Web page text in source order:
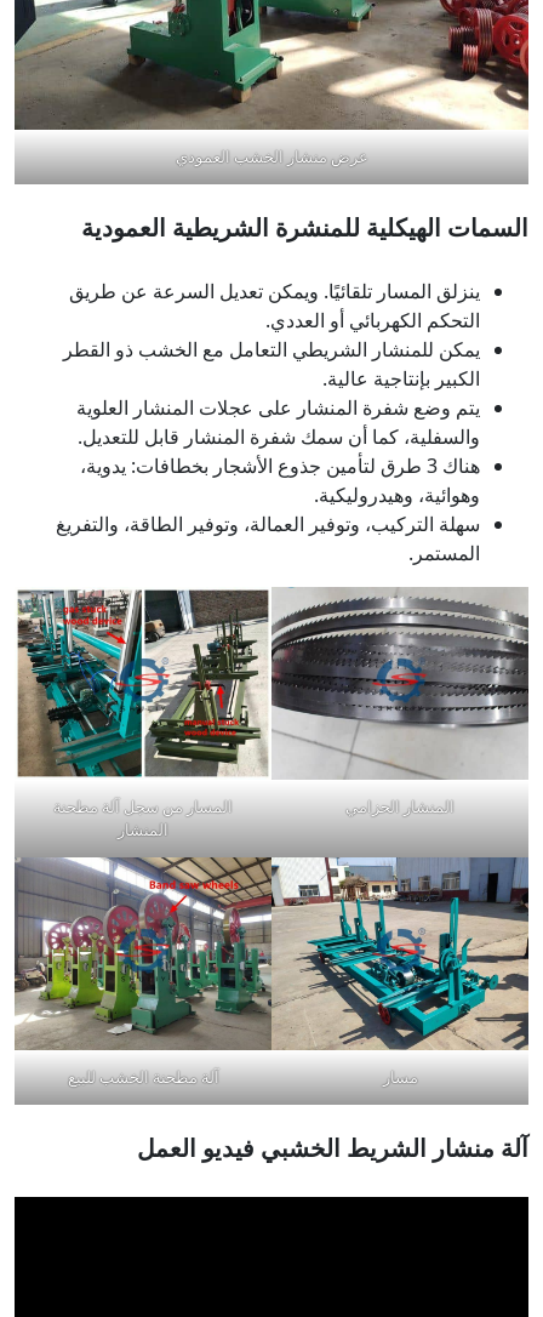
عرض منشار الخشب العمودي
السمات الهيكلية للمنشرة الشريطية العمودية
ينزلق المسار تلقائيًا. ويمكن تعديل السرعة عن طريق
التحكم الكهربائي أو العددي.
يمكن للمنشار الشريطي التعامل مع الخشب ذو القطر
الكبير بإنتاجية عالية.
يتم وضع شفرة المنشار على عجلات المنشار العلوية
والسفلية، كما أن سمك شفرة المنشار قابل للتعديل.
هناك 3 طرق لتأمين جذوع الأشجار بخطافات: يدوية،
وهوائية، وهيدروليكية.
سهلة التركيب، وتوفير العمالة، وتوفير الطاقة، والتفريغ
المستمر.
المنشار الحزامي
المسار من سجل آلة مطحنة
المنشار
مسار آلة مطحنة الخشب للبيع
آلة منشار الشريط الخشبي فيديو العمل